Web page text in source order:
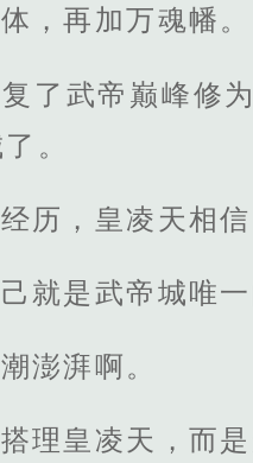
，再加万魂幡。
了武帝巅峰修
。
历，皇凌天相
就是武帝城唯一
澎湃啊。
理皇凌天，而